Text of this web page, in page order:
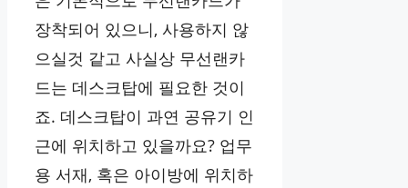
장착되어 있으니, 사용하지 않
으실것 같고 사실상 무선랜카
드는 데스크탑에 필요한 것이
죠. 데스크탑이 과연 공유기 인
근에 위치하고 있을까요? 업무
용 서재, 혹은 아이방에 위치하